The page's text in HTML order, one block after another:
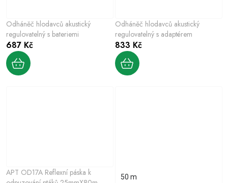
Odháněč hlodavců akustický
regulovatelný s bateriemi
687 Kč
Odháněč hlodavců akustický
regulovatelný s adaptérem
833 Kč
APT OD17A Reflexní páska k
50 m